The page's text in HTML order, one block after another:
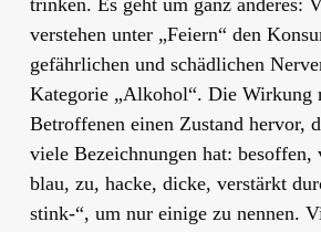
trinken. Es geht um ganz anderes:
verstehen unter „Feiern“ den
gefährlichen und schädlichen
Kategorie „Alkohol“. Die Wirkung
Betroffenen einen Zustand hervor,
viele Bezeichnungen hat:
blau, zu, hacke, dicke, verstärkt
stink-“, um nur einige zu nennen.